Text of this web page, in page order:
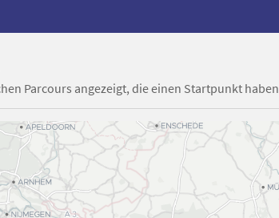
Parcours angezeigt, die einen Startpunkt haben